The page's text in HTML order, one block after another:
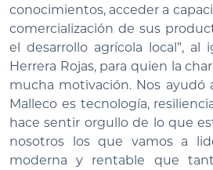
conocimientos, acceder a
comercialización de sus
el desarrollo agrícola local”, al
Herrera Rojas, para quien la
mucha motivación. Nos ayudó
Malleco es tecnología,
hace sentir orgullo de lo que
nosotros los que vamos a
moderna y rentable que